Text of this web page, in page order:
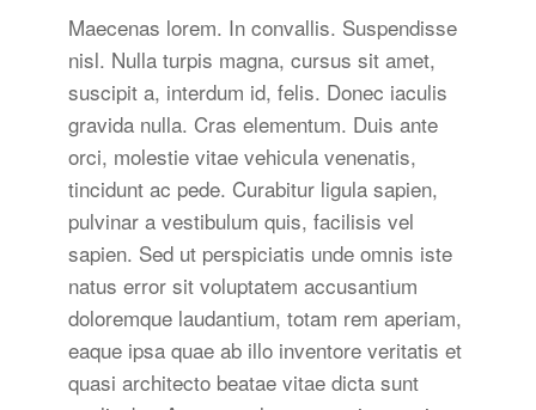
Maecenas lorem. In convallis. Suspendisse
nisl. Nulla turpis magna, cursus sit amet,
suscipit a, interdum id, felis. Donec iaculis
gravida nulla. Cras elementum. Duis ante
orci, molestie vitae vehicula venenatis,
tincidunt ac pede. Curabitur ligula sapien,
pulvinar a vestibulum quis, facilisis vel
sapien. Sed ut perspiciatis unde omnis iste
natus error sit voluptatem accusantium
doloremque laudantium, totam rem aperiam,
eaque ipsa quae ab illo inventore veritatis et
quasi architecto beatae vitae dicta sunt